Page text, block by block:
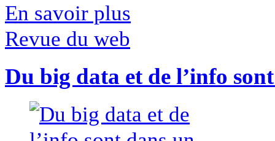
En savoir plus
Revue du web
Du big data et de l’info